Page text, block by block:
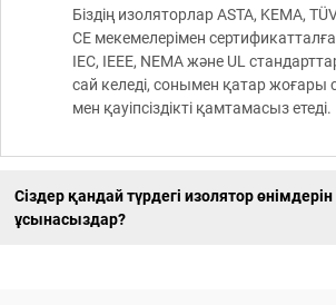
Біздің изоляторлар ASTA, KEMA,
CE мекемелерімен
IEC, IEEE, NEMA және UL
сай келеді, сонымен қатар жоғары
мен қауіпсіздікті қамтамасыз етеді.
Сіздер қандай түрдегі изолятор өнімдерін
ұсынасыздар?